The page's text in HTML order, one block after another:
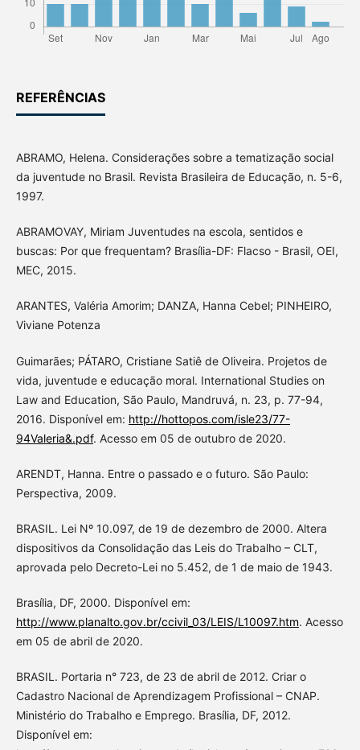
REFERÊNCIAS
ABRAMO, Helena. Considerações sobre a tematização social
da juventude no Brasil. Revista Brasileira de Educação, n. 5-6,
1997.
ABRAMOVAY, Miriam Juventudes na escola, sentidos e
buscas: Por que frequentam? Brasília-DF: Flacso - Brasil, OEI,
MEC, 2015.
ARANTES, Valéria Amorim; DANZA, Hanna Cebel; PINHEIRO,
Viviane Potenza
Guimarães; PÁTARO, Cristiane Satiê de Oliveira. Projetos de
vida, juventude e educação moral. International Studies on
Law and Education, São Paulo, Mandruvá, n. 23, p. 77-94,
2016. Disponível em: http://hottopos.com/isle23/77-
94Valeria&.pdf. Acesso em 05 de outubro de 2020.
ARENDT, Hanna. Entre o passado e o futuro. São Paulo:
Perspectiva, 2009.
BRASIL. Lei Nº 10.097, de 19 de dezembro de 2000. Altera
dispositivos da Consolidação das Leis do Trabalho – CLT,
aprovada pelo Decreto-Lei no 5.452, de 1 de maio de 1943.
Brasília, DF, 2000. Disponível em:
http://www.planalto.gov.br/ccivil_03/LEIS/L10097.htm. Acesso
em 05 de abril de 2020.
BRASIL. Portaria n° 723, de 23 de abril de 2012. Criar o
Cadastro Nacional de Aprendizagem Profissional – CNAP.
Ministério do Trabalho e Emprego. Brasília, DF, 2012.
Disponível em: